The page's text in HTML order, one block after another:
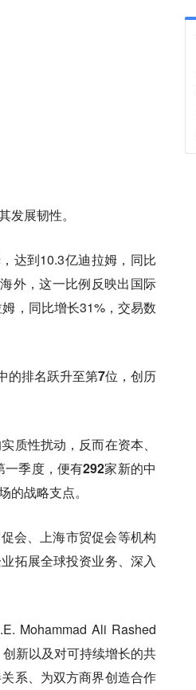
展韧性。
达到10.3亿迪拉姆，同比
外，这一比例反映出国际
，同比增长31%，交易数
的排名跃升至第7位，创历
质性扰动，反而在资本、
一季度，便有292家新的中
战略支点。
会、上海市贸促会等机构
拓展全球投资业务、深入
Mohammad Ali Rashed
新以及对可持续增长的共
系、为双方商界创造合作